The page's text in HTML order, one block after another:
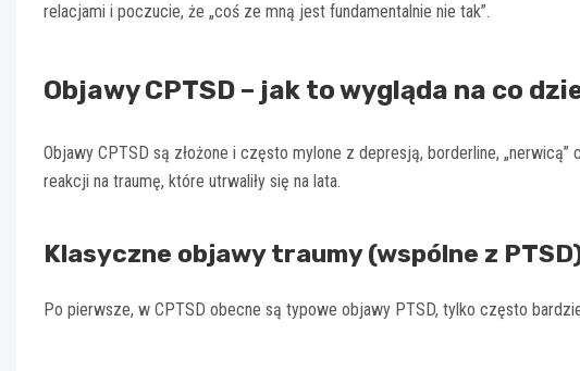
relacjami i poczucie, że „coś ze mną jest fundamentalnie nie tak”.
Objawy CPTSD – jak to wygląda na co
Objawy CPTSD są złożone i często mylone z depresją, borderline,
reakcji na traumę, które utrwaliły się na lata.
Klasyczne objawy traumy (wspólne z
Po pierwsze, w CPTSD obecne są typowe objawy PTSD, tylko często